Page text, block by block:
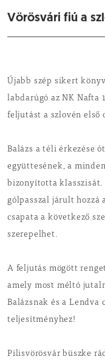
Vörösvári fiú a
Újabb szép sikert
labdarúgó az NK Nafta
feljutást a szlovén első
Balázs a téli érkezése
együttesének, a
bizonyította
gólpasszal járult hozzá
csapata a következő
szerepelhet.
A feljutás mögött
amely most méltó
Balázsnak és a Lendva
teljesítményhez!
Pilisvörösvár büszke